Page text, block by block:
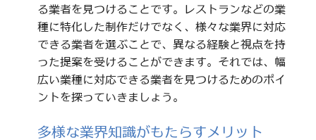
る業者を見つけることです。レストランなどの業
種に特化した制作だけでなく、様々な業界に対応
できる業者を選ぶことで、異なる経験と視点を持
った提案を受けることができます。それでは、幅
広い業種に対応できる業者を見つけるためのポイ
ントを探っていきましょう。
多様な業界知識がもたらすメリット